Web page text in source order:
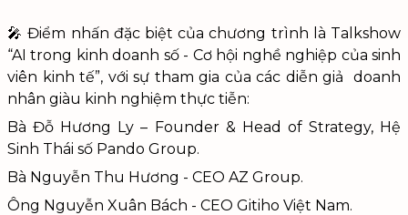
🎤 Điểm nhấn đặc biệt của chương trình là Talkshow
“AI trong kinh doanh số - Cơ hội nghề nghiệp của sinh
viên kinh tế”, với sự tham gia của các diễn giả doanh
nhân giàu kinh nghiệm thực tiễn:
Bà Đỗ Hương Ly – Founder & Head of Strategy, Hệ
Sinh Thái số Pando Group.
Bà Nguyễn Thu Hương - CEO AZ Group.
Ông Nguyễn Xuân Bách - CEO Gitiho Việt Nam.